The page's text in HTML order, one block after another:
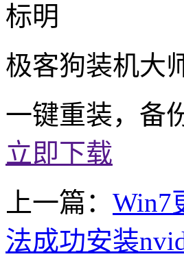
标明
极客狗装机大
一键重装，备
立即下载
上一篇： Win7
法成功安装